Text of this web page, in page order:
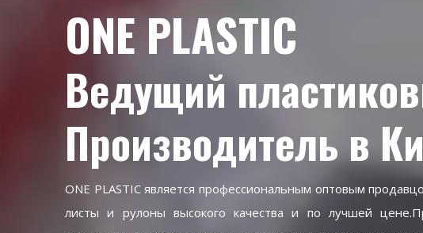
ONE PLASTIC
Ведущий
Производитель в
ONE PLASTIC является профессиональным оптовым
листы и рулоны высокого качества и по лучшей